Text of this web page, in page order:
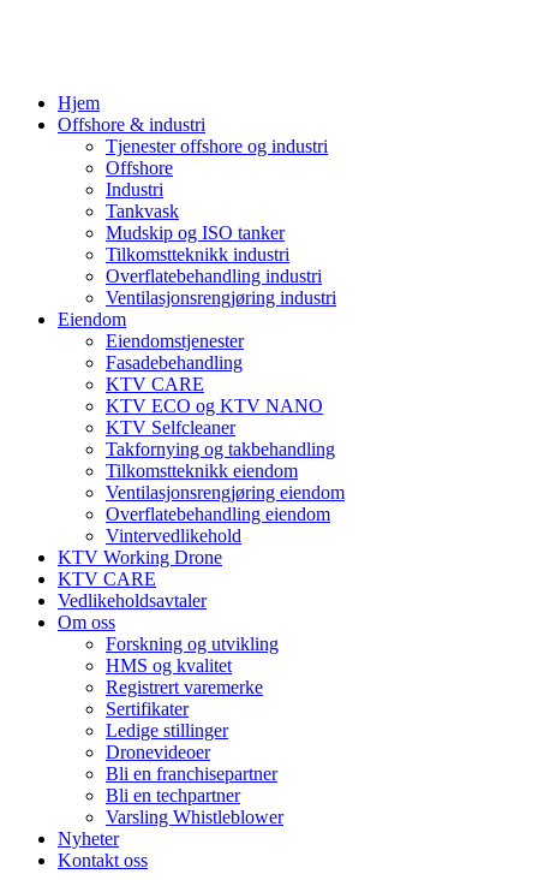
Hjem
Offshore & industri
Tjenester offshore og industri
Offshore
Industri
Tankvask
Mudskip og ISO tanker
Tilkomstteknikk industri
Overflatebehandling industri
Ventilasjonsrengjøring industri
Eiendom
Eiendomstjenester
Fasadebehandling
KTV CARE
KTV ECO og KTV NANO
KTV Selfcleaner
Takfornying og takbehandling
Tilkomstteknikk eiendom
Ventilasjonsrengjøring eiendom
Overflatebehandling eiendom
Vintervedlikehold
KTV Working Drone
KTV CARE
Vedlikeholdsavtaler
Om oss
Forskning og utvikling
HMS og kvalitet
Registrert varemerke
Sertifikater
Ledige stillinger
Dronevideoer
Bli en franchisepartner
Bli en techpartner
Varsling Whistleblower
Nyheter
Kontakt oss